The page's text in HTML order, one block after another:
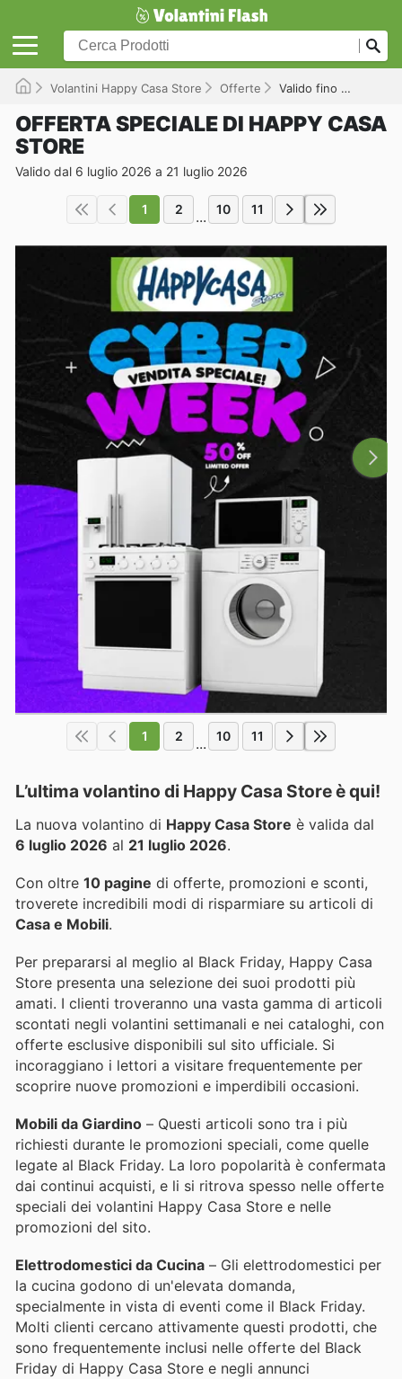
Volantini Happy Casa Store Offerte Valido fino a 21/07/2026
OFFERTA SPECIALE DI HAPPY CASA
STORE
Valido dal 6 luglio 2026 a 21 luglio 2026
1 2 ... 10 11
1 2 ... 10 11
L’ultima volantino di Happy Casa Store è qui!
La nuova volantino di Happy Casa Store è valida dal
6 luglio 2026 al 21 luglio 2026.
Con oltre 10 pagine di offerte, promozioni e sconti,
troverete incredibili modi di risparmiare su articoli di
Casa e Mobili.
Per prepararsi al meglio al Black Friday, Happy Casa
Store presenta una selezione dei suoi prodotti più
amati. I clienti troveranno una vasta gamma di articoli
scontati negli volantini settimanali e nei cataloghi, con
offerte esclusive disponibili sul sito ufficiale. Si
incoraggiano i lettori a visitare frequentemente per
scoprire nuove promozioni e imperdibili occasioni.
Mobili da Giardino – Questi articoli sono tra i più
richiesti durante le promozioni speciali, come quelle
legate al Black Friday. La loro popolarità è confermata
dai continui acquisti, e li si ritrova spesso nelle offerte
speciali dei volantini Happy Casa Store e nelle
promozioni del sito.
Elettrodomestici da Cucina – Gli elettrodomestici per
la cucina godono di un'elevata domanda,
specialmente in vista di eventi come il Black Friday.
Molti clienti cercano attivamente questi prodotti, che
sono frequentemente inclusi nelle offerte del Black
Friday di Happy Casa Store e negli annunci